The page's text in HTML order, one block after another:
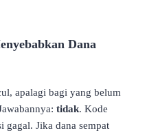
Dana
apalagi bagi yang belum
tidak. Kode
gagal. Jika dana sempat